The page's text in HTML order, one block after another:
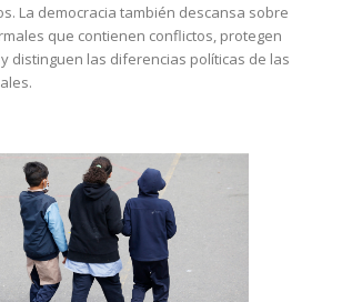
La democracia también descansa sobre
que contienen conflictos, protegen
distinguen las diferencias políticas de las